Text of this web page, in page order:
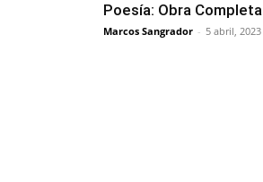
Poesía: Obra Completa
Marcos Sangrador - 5 abril, 2023